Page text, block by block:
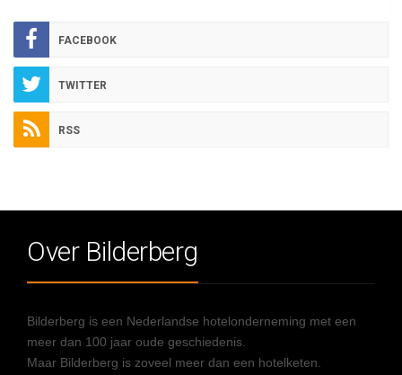
FACEBOOK
TWITTER
RSS
Over Bilderberg
Bilderberg is een Nederlandse hotelonderneming met een
meer dan 100 jaar oude geschiedenis.
Maar Bilderberg is zoveel meer dan een hotelketen.